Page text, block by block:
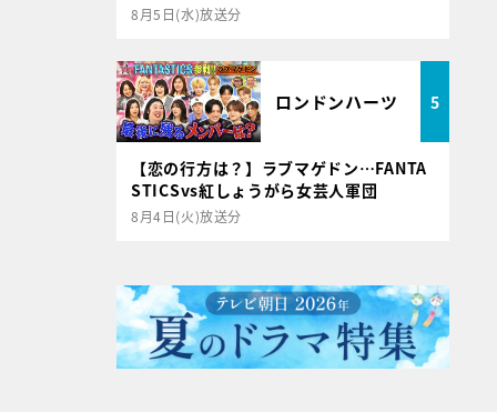
8月5日(水)放送分
ロンドンハーツ 5
【恋の行方は？】ラブマゲドン…FANTA
STICSvs紅しょうがら女芸人軍団
8月4日(火)放送分